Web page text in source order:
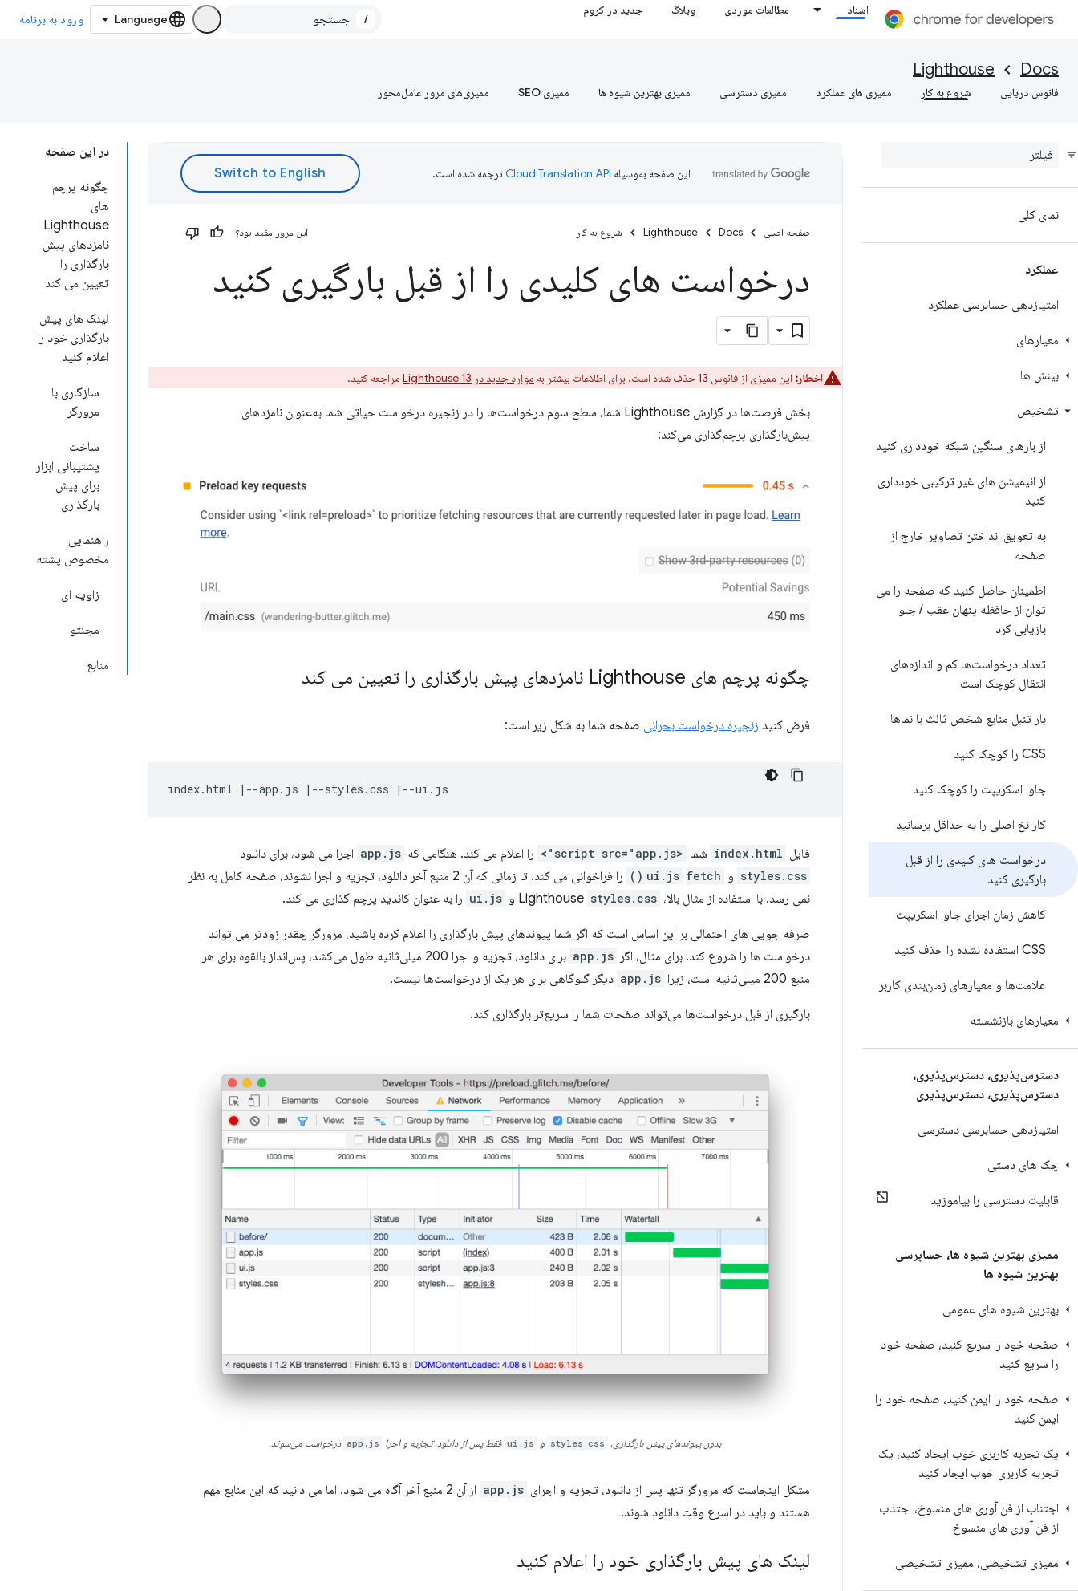
اسناد مطالعات موردی وبلاگ جدید در کروم
/ ورود به برنامه
Docs
Lighthouse
فانوس دریایی شروع به کار ممیزی های عملکرد ممیزی دسترسی ممیزی بهترین شیوه ها ممیزی SEO ممیزی‌های مرور عامل‌محور
نمای کلی
عملکرد
امتیازدهی حسابرسی عملکرد
معیارهای
بینش ها
تشخیص
از بارهای سنگین شبکه خودداری کنید
از انیمیشن های غیر ترکیبی خودداری
کنید
به تعویق انداختن تصاویر خارج از
صفحه
اطمینان حاصل کنید که صفحه را می
توان از حافظه پنهان عقب / جلو
بازیابی کرد
تعداد درخواست‌ها کم و اندازه‌های
انتقال کوچک است
بار تنبل منابع شخص ثالث با نماها
CSS را کوچک کنید
جاوا اسکریپت را کوچک کنید
کار نخ اصلی را به حداقل برسانید
درخواست های کلیدی را از قبل
بارگیری کنید
کاهش زمان اجرای جاوا اسکریپت
CSS استفاده نشده را حذف کنید
علامت‌ها و معیارهای زمان‌بندی کاربر
معیارهای بازنشسته
دسترس‌پذیری، دسترس‌پذیری،
دسترس‌پذیری، دسترس‌پذیری
امتیازدهی حسابرسی دسترسی
چک های دستی
قابلیت دسترسی را بیاموزید
ممیزی بهترین شیوه ها، حسابرسی
بهترین شیوه ها
بهترین شیوه های عمومی
صفحه خود را سریع کنید، صفحه خود
را سریع کنید
صفحه خود را ایمن کنید، صفحه خود را
ایمن کنید
یک تجربه کاربری خوب ایجاد کنید، یک
تجربه کاربری خوب ایجاد کنید
اجتناب از فن آوری های منسوخ، اجتناب
از فن آوری های منسوخ
ممیزی تشخیصی، ممیزی تشخیصی
در این صفحه
چگونه پرچم
های
Lighthouse
نامزدهای پیش
بارگذاری را
تعیین می کند
لینک های پیش
بارگذاری خود را
اعلام کنید
سازگاری با
مرورگر
ساخت
پشتیبانی ابزار
برای پیش
بارگذاری
راهنمایی
مخصوص پشته
زاویه ای
مجنتو
منابع
این صفحه به‌وسیله ترجمه شده است.
صفحه اصلی Docs
Lighthouse شروع به کار این مرور مفید بود؟
درخواست های کلیدی را از قبل بارگیری کنید
اخطار: این ممیزی از فانوس 13 حذف شده است. برای اطلاعات بیشتر به موارد جدید در Lighthouse 13 مراجعه کنید.
بخش فرصت‌ها در گزارش Lighthouse شما، سطح سوم درخواست‌ها را در زنجیره درخواست حیاتی شما به‌عنوان نامزدهای
پیش‌بارگذاری پرچم‌گذاری می‌کند:
چگونه پرچم های Lighthouse نامزدهای پیش بارگذاری را تعیین می کند
فرض کنید زنجیره درخواست بحرانی صفحه شما به شکل زیر است:
فایل index.html شما <script src="app.js"> را اعلام می کند. هنگامی که app.js اجرا می شود، برای دانلود
styles.css و ui.js fetch()
را فراخوانی می کند. تا زمانی که آن 2 منبع آخر دانلود، تجزیه و اجرا نشوند، صفحه کامل به نظر
نمی رسد. با استفاده از مثال بالا، Lighthouse styles.css و ui.js را به عنوان کاندید پرچم گذاری می کند.
صرفه جویی های احتمالی بر این اساس است که اگر شما پیوندهای پیش بارگذاری را اعلام کرده باشید، مرورگر چقدر زودتر می تواند
درخواست ها را شروع کند. برای مثال، اگر app.js
برای دانلود، تجزیه و اجرا 200 میلی‌ثانیه طول می‌کشد، پس‌انداز بالقوه برای هر
منبع 200 میلی‌ثانیه است، زیرا
app.js دیگر گلوگاهی برای هر یک از درخواست‌ها نیست.
بارگیری از قبل درخواست‌ها می‌تواند صفحات شما را سریع‌تر بارگذاری کند.
بدون پیوندهای پیش بارگذاری، styles.css و ui.js فقط پس از دانلود، تجزیه و اجرا app.js درخواست می‌شوند.
مشکل اینجاست که مرورگر تنها پس از دانلود، تجزیه و اجرای app.js
از آن 2 منبع آخر آگاه می شود. اما می دانید که این منابع مهم
هستند و باید در اسرع وقت دانلود شوند.
لینک های پیش بارگذاری خود را اعلام کنید